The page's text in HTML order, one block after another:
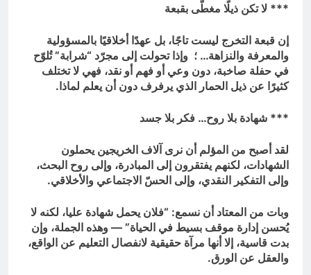
*** لا تكن ذيلًا مغطّى بقبعة
إن قبعة التخرج ليست تاجًا، بل عهدًا أخلاقيًا بالمسؤولية
والمعرفة والنزاهة… ؛ وإذا تحولت إلى مجرّد “شرابة” تُلوّح
في حفلة صاخبة، دون وعي أو فهم أو نقد، فهي لا تختلف
كثيرًا عن ذيل الحمار الذي يرفرف دون أن يعلم لماذا.
*** شهادة بلا روح… فكر بلا جسد
لقد أصبح من المؤلم أن نرى آلاف الخريجين يحملون
الشهادات، لكنهم يفتقرون إلى المبادرة، وإلى روح البحث،
وإلى التفكير النقدي، وإلى الحسّ الاجتماعي والأخلاقي.
وبات من المعتاد أن نسمع: “فلان يحمل شهادة عليا، لكنه لا
يُحسن إدارة موقف بسيط في الحياة” — وهذه الجملة، وإن
بدت قاسية، إلا أنها مرآة حقيقية لانفصال التعليم عن الواقع،
والعقل عن الورق.